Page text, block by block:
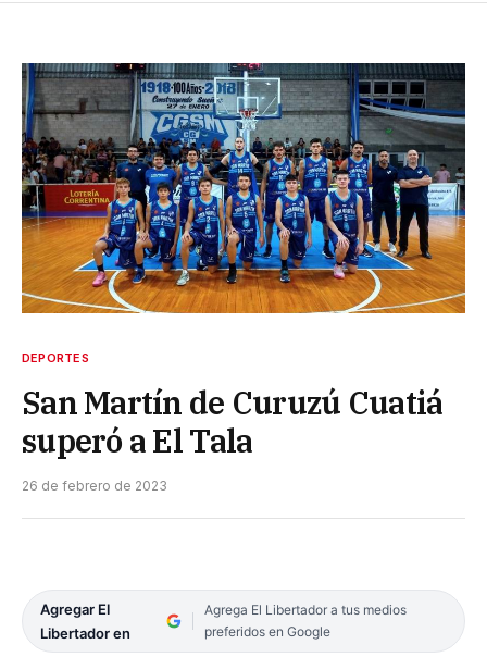
DEPORTES
San Martín de Curuzú Cuatiá
superó a El Tala
26 de febrero de 2023
Agregar El
Libertador en
Agrega El Libertador a tus medios
preferidos en Google